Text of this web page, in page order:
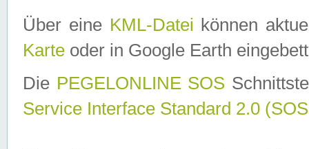
Über eine KML-Datei können
Karte oder in Google Earth
Die PEGELONLINE SOS
Service Interface Standard 2.0